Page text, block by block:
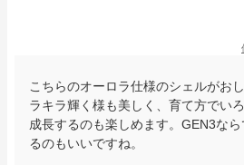
こちらのオーロラ仕様のシェルがお
ラキラ輝く様も美しく、育て方でい
成長するのも楽しめます。GEN3な
るのもいいですね。